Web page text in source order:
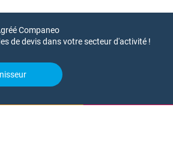
Companeo
de devis dans votre secteur d'activité !